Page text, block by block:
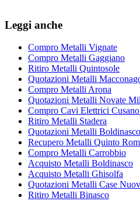
Leggi anche
Compro Metalli Vignate
Compro Metalli Gaggiano
Ritiro Metalli Quintosole
Quotazioni Metalli
Compro Metalli Arona
Quotazioni Metalli Novate
Compro Cavi Elettrici
Ritiro Metalli Stadera
Quotazioni Metalli Boldinasco
Recupero Metalli Quinto
Compro Metalli Carrobbio
Acquisto Metalli Boldinasco
Acquisto Metalli Ghisolfa
Quotazioni Metalli Case
Ritiro Metalli Binasco